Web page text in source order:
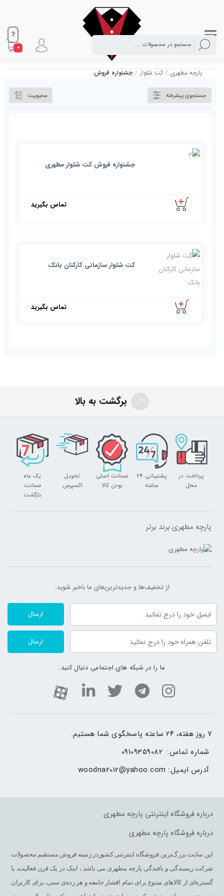
0
جستجوی پیشرفته محبوبیت
پارچه مطهری / کت شلوار / جشنواره فروش
جشنواره فروش کت شلوار مطهری
تماس بگیرید
کت شلوار سازمانی کارکنان بانک
تماس بگیرید
برگشت به بالا
پرداخت در
محل
پشتیبانی 24
ساعته
ضمانت اصلی
بودن کالا
تحویل
اکسپرس
یک ماه
ضمانت
بازگشت
پارچه مطهری برند برتر
از تخفیف‌ها و جدیدترین‌های ما‌ باخبر شوید:
ارسال
ارسال
ما را در شبکه های اجتماعی دنبال کنید.
۷ روز هفته، ۲۴ ساعته پاسخگوی شما هستیم.
شماره تماس: 09109359082
آدرس ایمیل: woodna2012@yahoo.com
درباره فروشگاه اینترنتی پارچه مطهری
درباره فروشگاه پارچه مطهری
این سایت بزرگ‌ترین فروشگاه اینترنتی کشوردر زمینه فروش مستقیم محصولات
شرکت ریسندگی و بافندگی پارچه مطهری می باشد ، اینک در یک قرن فعالیت، با
گستره‌ای از کالاهای متنوع برای تمام اقشار جامعه و هر رده‌ی سنی، برای کاربران